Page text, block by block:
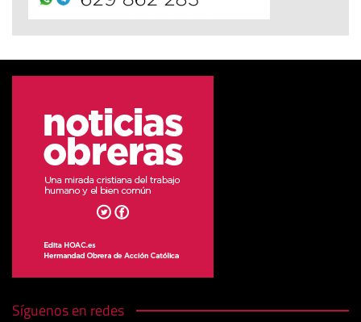
Síguenos en redes